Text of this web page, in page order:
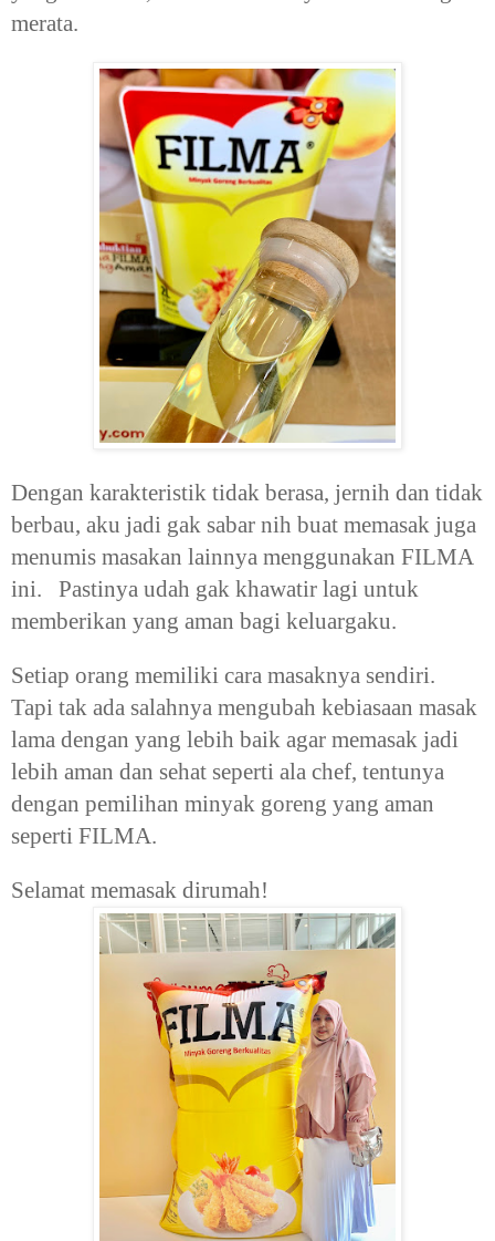
merata.
Dengan karakteristik tidak berasa, jernih dan tidak
berbau, aku jadi gak sabar nih buat memasak juga
menumis masakan lainnya menggunakan FILMA
ini. Pastinya udah gak khawatir lagi untuk
memberikan yang aman bagi keluargaku.
Setiap orang memiliki cara masaknya sendiri.
Tapi tak ada salahnya mengubah kebiasaan masak
lama dengan yang lebih baik agar memasak jadi
lebih aman dan sehat seperti ala chef, tentunya
dengan pemilihan minyak goreng yang aman
seperti FILMA.
Selamat memasak dirumah!